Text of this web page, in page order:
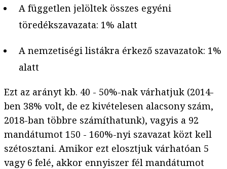
A független jelöltek összes egyéni
töredékszavazata: 1% alatt
A nemzetiségi listákra érkező szavazatok: 1%
alatt
Ezt az arányt kb. 40 - 50%-nak várhatjuk (2014-
ben 38% volt, de ez kivételesen alacsony szám,
2018-ban többre számíthatunk), vagyis a 92
mandátumot 150 - 160%-nyi szavazat közt kell
szétosztani. Amikor ezt elosztjuk várhatóan 5
vagy 6 felé, akkor ennyiszer fél mandátumot